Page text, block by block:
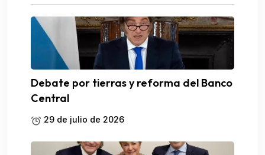
Debate por tierras y reforma del Banco
Central
29 de julio de 2026